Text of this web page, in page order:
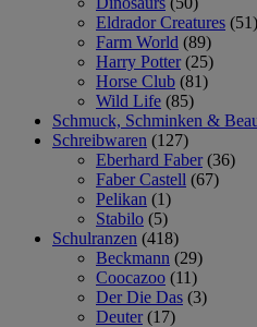
Eldrador Creatures (51)
Farm World (89)
Harry Potter (25)
Horse Club (81)
Wild Life (85)
Schmuck, Schminken &
Schreibwaren (127)
Eberhard Faber (36)
Faber Castell (67)
Pelikan (1)
Stabilo (5)
Schulranzen (418)
Beckmann (29)
Coocazoo (11)
Der Die Das (3)
Deuter (17)